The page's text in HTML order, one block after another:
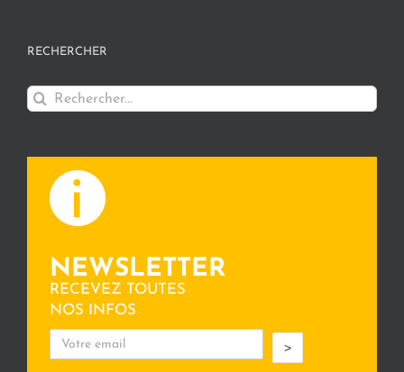
RECHERCHER
Rechercher:
NEWSLETTER
RECEVEZ TOUTES
NOS INFOS
>